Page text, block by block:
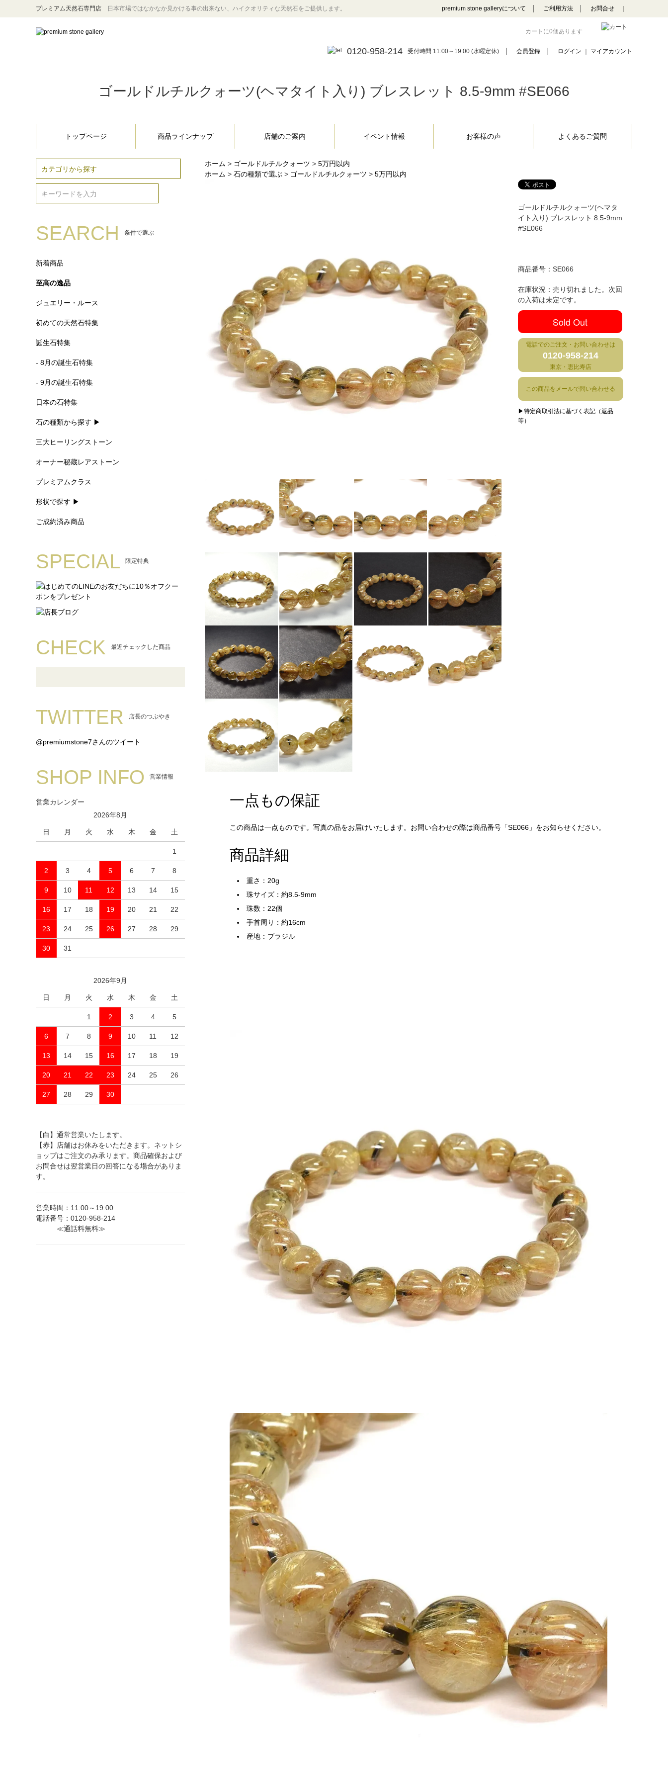
プレミアム天然石専門店 日本市場ではなかなか見かける事の出来ない、ハイクオリティな天然石をご提供します。 premium stone galleryについて ご利用方法 お問合せ
カートに0個あります
0120-958-214 受付時間 11:00～19:00 (水曜定休) 会員登録 ログイン ｜ マイアカウント
ゴールドルチルクォーツ(ヘマタイト入り) ブレスレット 8.5-9mm #SE066
トップページ 商品ラインナップ 店舗のご案内 イベント情報 お客様の声 よくあるご質問
SEARCH 条件で選ぶ
新着商品
至高の逸品
ジュエリー・ルース
初めての天然石特集
誕生石特集
- 8月の誕生石特集
- 9月の誕生石特集
日本の石特集
石の種類から探す ▶
三大ヒーリングストーン
オーナー秘蔵レアストーン
プレミアムクラス
形状で探す ▶
ご成約済み商品
SPECIAL 限定特典
CHECK 最近チェックした商品
TWITTER 店長のつぶやき
@premiumstone7さんのツイート
SHOP INFO 営業情報
営業カレンダー
2026年8月
日 月 火 水 木 金 土
1
2 3 4 5 6 7 8
9 10 11 12 13 14 15
16 17 18 19 20 21 22
23 24 25 26 27 28 29
30 31
2026年9月
日 月 火 水 木 金 土
1 2 3 4 5
6 7 8 9 10 11 12
13 14 15 16 17 18 19
20 21 22 23 24 25 26
27 28 29 30
【白】通常営業いたします。
【赤】店舗はお休みをいただきます。ネットシ
ョップはご注文のみ承ります。商品確保および
お問合せは翌営業日の回答になる場合がありま
す。
営業時間：11:00～19:00
電話番号：0120-958-214
≪通話料無料≫
ホーム > ゴールドルチルクォーツ > 5万円以内
ホーム > 石の種類で選ぶ > ゴールドルチルクォーツ > 5万円以内
ゴールドルチルクォーツ(ヘマタ
イト入り) ブレスレット 8.5-9mm
#SE066
商品番号： SE066
在庫状況：売り切れました。次回
の入荷は未定です。
Sold Out
電話でのご注文・お問い合わせは
0120-958-214
東京・恵比寿店
この商品をメールで問い合わせる
▶特定商取引法に基づく表記（返品
等）
一点もの保証
この商品は一点ものです。写真の品をお届けいたします。お問い合わせの際は商品番号「SE066」をお知らせください。
商品詳細
重さ：20g
珠サイズ：約8.5-9mm
珠数：22個
手首周り：約16cm
産地：ブラジル